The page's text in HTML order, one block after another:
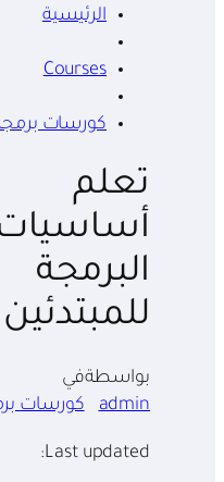
الرئيسية
Courses
كورسات
تعلم
البرمجة
للمبتدئين
بواسطة
admin
في
كورسات
Last updated: